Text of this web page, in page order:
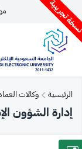
تجريبية
الرئيسية وكالات
إدارة الشؤون